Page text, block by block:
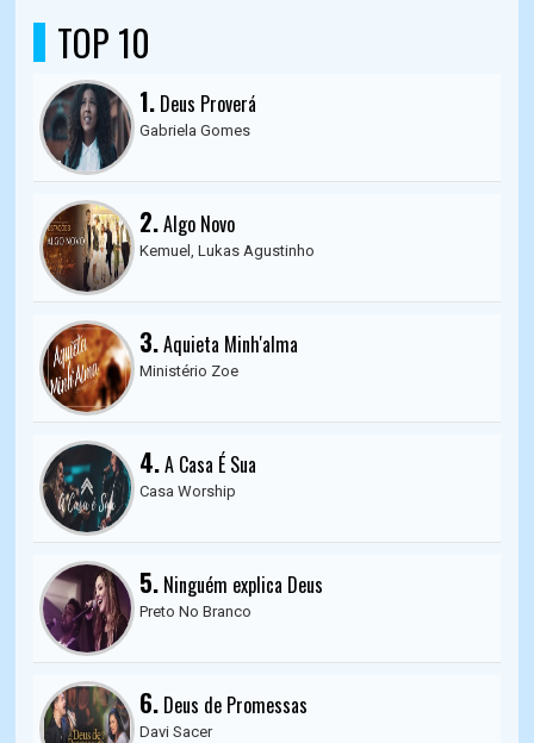
TOP 10
1. Deus Proverá
Gabriela Gomes
2.Algo Novo
Kemuel, Lukas Agustinho
3.Aquieta Minh'alma
Ministério Zoe
4.A Casa É Sua
Casa Worship
5. Ninguém explica Deus
Preto No Branco
6. Deus de Promessas
Davi Sacer